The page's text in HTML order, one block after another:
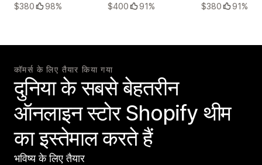
$380
98%
$400
91%
$380
91%
कॉमर्स के लिए तैयार किया गया
दुनिया के सबसे बेहतरीन
ऑनलाइन स्टोर Shopify थीम
का इस्तेमाल करते हैं
भविष्य के लिए तैयार